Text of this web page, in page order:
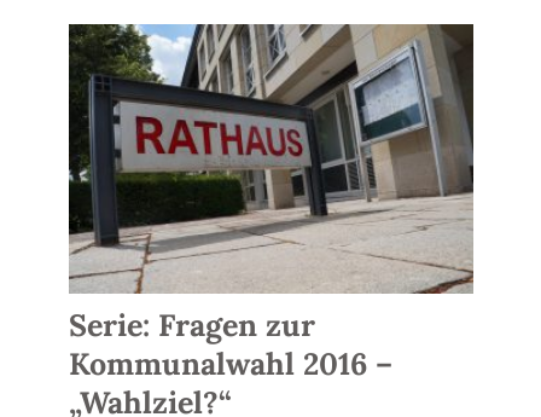
Serie: Fragen zur
Kommunalwahl 2016 –
„Wahlziel?“